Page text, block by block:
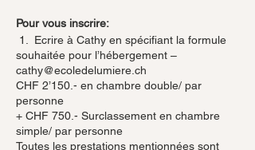
Pour vous inscrire:
​1. Ecrire à Cathy en spécifiant la formule
souhaitée pour l’hébergement –
cathy@ecoledelumiere.ch
CHF 2’150.- en chambre double/ par
personne
+ CHF 750.- Surclassement en chambre
simple/ par personne
Toutes les prestations mentionnées sont